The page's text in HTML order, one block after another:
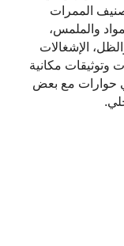
الممرات
والملمس،
الإشغالات
وتوثيقات مكانية
حوارات مع بعض